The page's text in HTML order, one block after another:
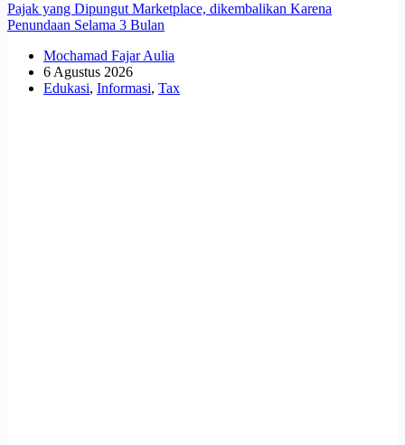
Pajak yang Dipungut Marketplace, dikembalikan Karena
Penundaan Selama 3 Bulan
Mochamad Fajar Aulia
6 Agustus 2026
Edukasi, Informasi, Tax